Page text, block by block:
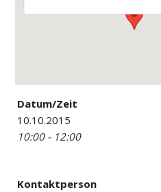
Datum/Zeit
10.10.2015
10:00 - 12:00
Kontaktperson